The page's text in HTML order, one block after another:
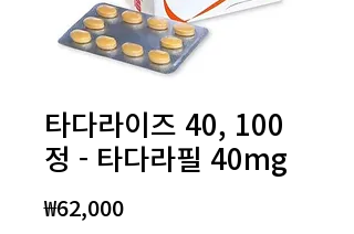
타다라이즈 40, 100
정 - 타다라필 40mg
₩62,000가